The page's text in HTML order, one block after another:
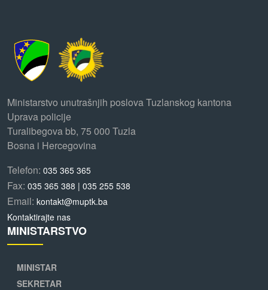
Ministarstvo unutrašnjih poslova Tuzlanskog kantona
Uprava policije
Turalibegova bb, 75 000 Tuzla
Bosna i Hercegovina
Telefon: 035 365 365
Fax: 035 365 388 | 035 255 538
Email: kontakt@muptk.ba
Kontaktirajte nas
MINISTARSTVO
MINISTAR
SEKRETAR